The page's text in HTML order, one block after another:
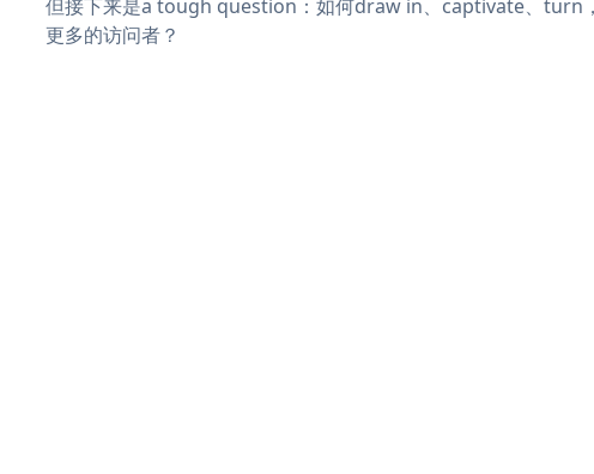
但接下来是a tough question：如何draw in、captivate、turn
更多的访问者？